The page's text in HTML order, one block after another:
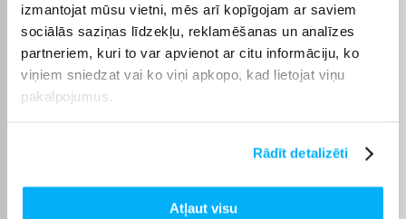
izmantojat mūsu vietni, mēs arī kopīgojam ar saviem
sociālās saziņas līdzekļu, reklamēšanas un analīzes
partneriem, kuri to var apvienot ar citu informāciju, ko
viņiem sniedzat vai ko viņi apkopo, kad lietojat viņu
pakalpojumus.
Rādīt detalizēti
Atļaut visu
Precīzs katras preces piegādes termiņš vienmēr tiek norādīts
konkrētās preces lapā. Izvēlēto preci no kategorijas Dārza
tehnikas piederumi varēsiet saņemt sev ērtā veidā, bet
norādītajā termiņā.
Pircēju atsauksmes par precēm